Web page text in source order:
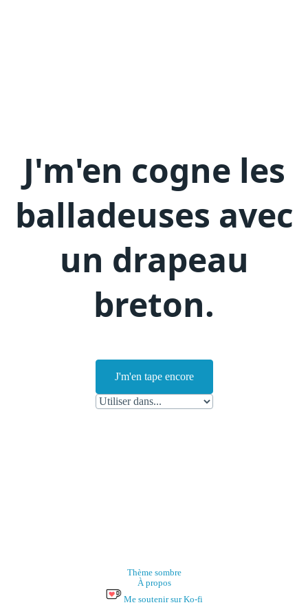
J'm'en cogne les
balladeuses avec
un drapeau
breton.
J'm'en tape encore
Thème sombre
À propos
Me soutenir sur Ko-fi